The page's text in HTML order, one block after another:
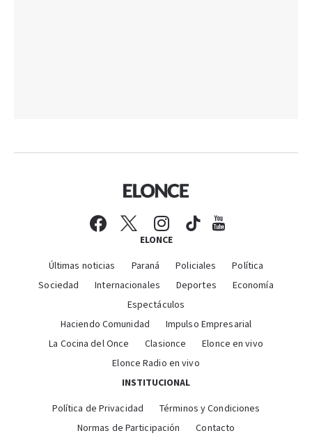
ELONCE
Últimas noticias Paraná Policiales
Política
Sociedad
Internacionales Deportes
Economía
Espectáculos
Haciendo Comunidad
Impulso Empresarial
La Cocina del Once
Clasionce
Elonce en vivo
Elonce Radio en vivo
INSTITUCIONAL
Política de Privacidad
Términos y Condiciones
Normas de Participación
Contacto